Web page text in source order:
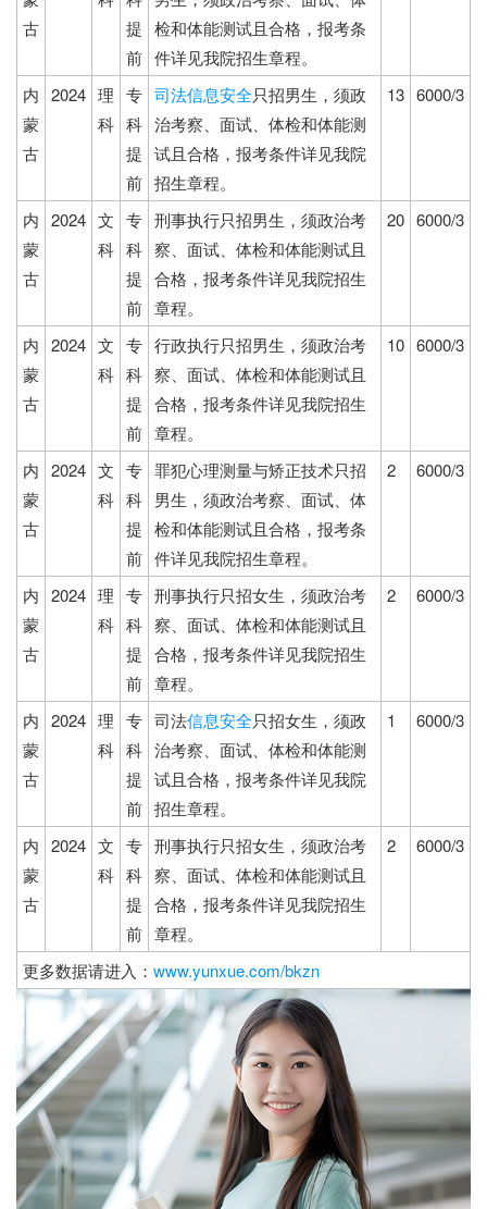
古
提
前
检和体能测试且合格，报考条
件详见我院招生章程。
内
蒙
古
2024 理
科
专
科
提
前
司法信息安全只招男生，须政
治考察、面试、体检和体能测
试且合格，报考条件详见我院
招生章程。
13 6000/3
内
蒙
古
2024 文
科
专
科
提
前
刑事执行只招男生，须政治考
察、面试、体检和体能测试且
合格，报考条件详见我院招生
章程。
20 6000/3
内
蒙
古
2024 文
科
专
科
提
前
行政执行只招男生，须政治考
察、面试、体检和体能测试且
合格，报考条件详见我院招生
章程。
10 6000/3
内
蒙
古
2024 文
科
专
科
提
前
罪犯心理测量与矫正技术只招
男生，须政治考察、面试、体
检和体能测试且合格，报考条
件详见我院招生章程。
2 6000/3
内
蒙
古
2024 理
科
专
科
提
前
刑事执行只招女生，须政治考
察、面试、体检和体能测试且
合格，报考条件详见我院招生
章程。
2 6000/3
内
蒙
古
2024 理
科
专
科
提
前
司法信息安全只招女生，须政
治考察、面试、体检和体能测
试且合格，报考条件详见我院
招生章程。
1 6000/3
内
蒙
古
2024 文
科
专
科
提
前
刑事执行只招女生，须政治考
察、面试、体检和体能测试且
合格，报考条件详见我院招生
章程。
2 6000/3
更多数据请进入： www.yunxue.com/bkzn